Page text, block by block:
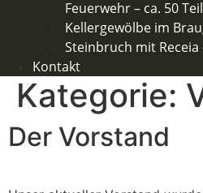
Feuerwehr – ca. 50
Kellergewölbe im
Steinbruch mit Receia
Kontakt
Kategorie:
Der Vorstand